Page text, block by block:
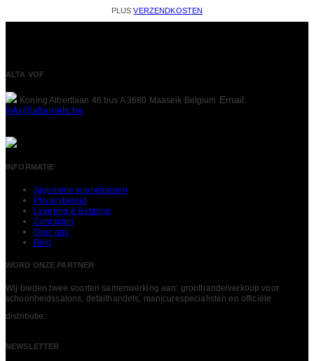
PLUSVERZENDKOSTEN
ALTA VOF
Koning Albertlaan 46 bus A 3680 Maaseik Belgium Email:
info@altanails.be
INFORMATIE
Algemene voorwaarden
Privacybeleid
Levering & Betaling
Contacten
Over ons
Blog
WORD ONZE PARTNER
Wij bieden twee soorten samenwerking aan: groothandelverkoop voor
schoonheidssalons, detailhandels, manicurespecialisten en officiële
distributie.
NEWSLETTER